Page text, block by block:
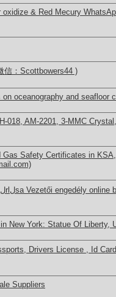
oxidize & Red Mecury
信：Scottbowers44 )
oceanography and seafloor
018, AM-2201, 3-MMC
Gas Safety Certificates in
New York: Statue Of Liberty,
Drivers License , Id
Suppliers